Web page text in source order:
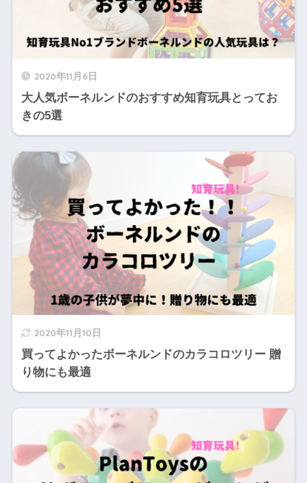
2020年11月6日
大人気ボーネルンドのおすすめ知育玩具とってお
きの5選
2020年11月10日
買ってよかったボーネルンドのカラコロツリー 贈
り物にも最適